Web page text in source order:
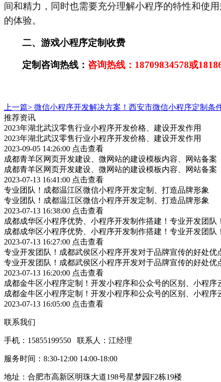
间和精力，同时也需要充分理解小程序的特性和使
的体验。
二、游戏小程序定制收费
定制咨询热线： 咨询热线： 18709834578或
上一篇> 微信小程序开发解决方案！西安市微信小程序定制条
推荐资讯
2023年湖北武汉零售行业小程序开发价格、建设开发作用
2023年湖北武汉零售行业小程序开发价格、建设开发作用
2023-09-05 14:26:00 点击查看
成都青羊区网页开发建设、微网站的建设模板内容、网站备案
成都青羊区网页开发建设、微网站的建设模板内容、网站备案
2023-07-13 16:41:00 点击查看
专业团队！成都温江区微信小程序开发定制、打造品牌形象
专业团队！成都温江区微信小程序开发定制、打造品牌形象
2023-07-13 16:38:00 点击查看
成都成华区小程序优势、小程序开发制作搭建！专业开发团队
成都成华区小程序优势、小程序开发制作搭建！专业开发团队
2023-07-13 16:27:00 点击查看
专业开发团队！成都武侯区小程序开发对于品牌宣传的好处优
专业开发团队！成都武侯区小程序开发对于品牌宣传的好处优
2023-07-13 16:20:00 点击查看
成都金牛区小程序定制！开发小程序和公众号的区别、小程
成都金牛区小程序定制！开发小程序和公众号的区别、小程
2023-07-13 16:05:00 点击查看
联系我们
手机：15855199550 联系人：江经理
服务时间：8:30-12:00 14:00-18:00
地址：合肥市高新区明珠大道198号星梦园F2栋19楼